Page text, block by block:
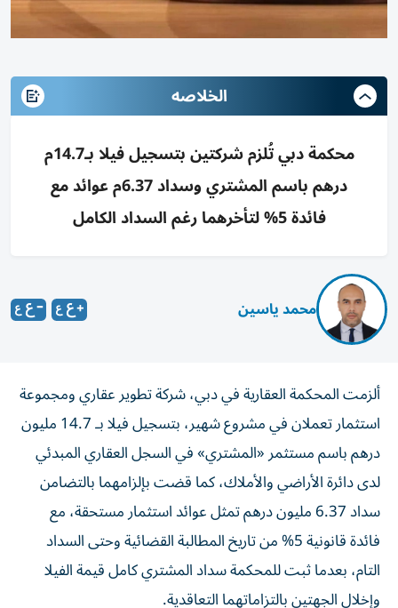
الخلاصه
محكمة دبي تُلزم شركتين بتسجيل فيلا بـ14.7م
درهم باسم المشتري وسداد 6.37م عوائد مع
فائدة 5% لتأخرهما رغم السداد الكامل
محمد ياسين
ألزمت المحكمة العقارية في دبي، شركة تطوير عقاري ومجموعة
استثمار تعملان في مشروع شهير، بتسجيل فيلا بـ 14.7 مليون
درهم باسم مستثمر «المشتري» في السجل العقاري المبدئي
لدى دائرة الأراضي والأملاك، كما قضت بإلزامهما بالتضامن
سداد 6.37 مليون درهم تمثل عوائد استثمار مستحقة، مع
فائدة قانونية 5% من تاريخ المطالبة القضائية وحتى السداد
التام، بعدما ثبت للمحكمة سداد المشتري كامل قيمة الفيلا
وإخلال الجهتين بالتزاماتهما التعاقدية.